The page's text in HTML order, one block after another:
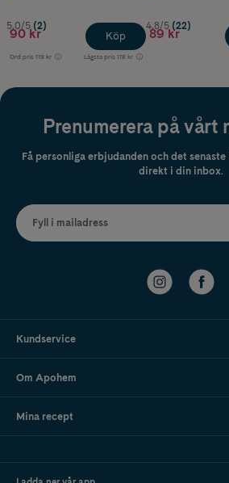
5.0/5 (2)
90 kr
Ord.pris 119 kr Lägsta pris 118 kr
Köp
4.8/5 (22)
89 kr
Prenumerera på vårt
Få personliga erbjudanden och det
direkt i din inbox.
Fyll i mailadress
Kundservice
Om Apohem
Mina recept